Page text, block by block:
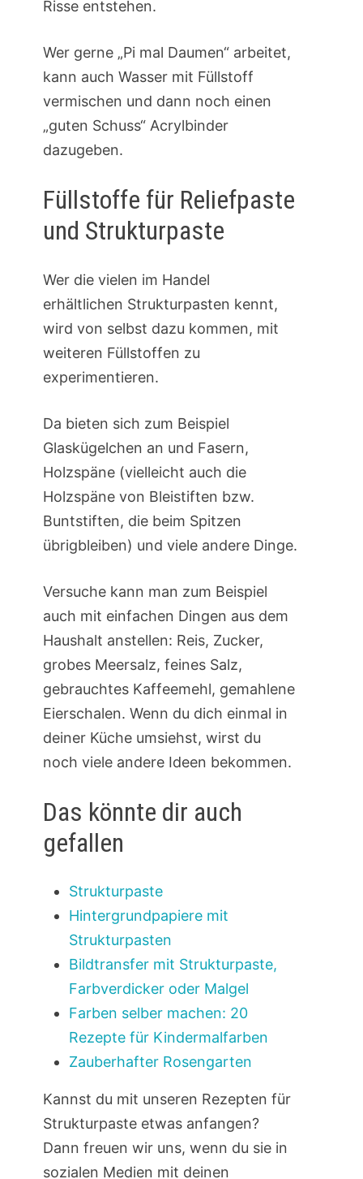
Risse entstehen.
Wer gerne „Pi mal Daumen“ arbeitet,
kann auch Wasser mit Füllstoff
vermischen und dann noch einen
„guten Schuss“ Acrylbinder
dazugeben.
Füllstoffe für Reliefpaste
und Strukturpaste
Wer die vielen im Handel
erhältlichen Strukturpasten kennt,
wird von selbst dazu kommen, mit
weiteren Füllstoffen zu
experimentieren.
Da bieten sich zum Beispiel
Glaskügelchen an und Fasern,
Holzspäne (vielleicht auch die
Holzspäne von Bleistiften bzw.
Buntstiften, die beim Spitzen
übrigbleiben) und viele andere Dinge.
Versuche kann man zum Beispiel
auch mit einfachen Dingen aus dem
Haushalt anstellen: Reis, Zucker,
grobes Meersalz, feines Salz,
gebrauchtes Kaffeemehl, gemahlene
Eierschalen. Wenn du dich einmal in
deiner Küche umsiehst, wirst du
noch viele andere Ideen bekommen.
Das könnte dir auch
gefallen
Strukturpaste
Hintergrundpapiere mit
Strukturpasten
Bildtransfer mit Strukturpaste,
Farbverdicker oder Malgel
Farben selber machen: 20
Rezepte für Kindermalfarben
Zauberhafter Rosengarten
Kannst du mit unseren Rezepten für
Strukturpaste etwas anfangen?
Dann freuen wir uns, wenn du sie in
sozialen Medien mit deinen